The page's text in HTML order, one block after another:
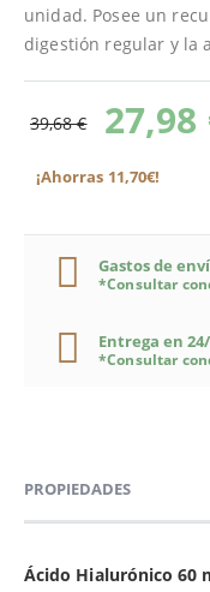
unidad. Posee un
digestión regular y la
39,68 € 27,98
¡Ahorras 11,70€!
Gastos de
*Consultar
Entrega en
*Consultar
PROPIEDADES
Ácido Hialurónico 60